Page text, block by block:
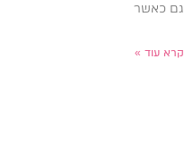
גם כאשר
קרא עוד »